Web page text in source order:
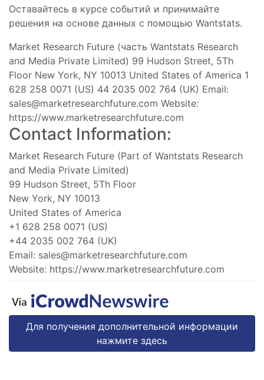
Оставайтесь в курсе событий и принимайте
решения на основе данных с помощью Wantstats.
Market Research Future (часть Wantstats Research
and Media Private Limited) 99 Hudson Street, 5Th
Floor New York, NY 10013 United States of America 1
628 258 0071 (US) 44 2035 002 764 (UK) Email:
sales@marketresearchfuture.com Website:
https://www.marketresearchfuture.com
Contact Information:
Market Research Future (Part of Wantstats Research
and Media Private Limited)
99 Hudson Street, 5Th Floor
New York, NY 10013
United States of America
+1 628 258 0071 (US)
+44 2035 002 764 (UK)
Email: sales@marketresearchfuture.com
Website: https://www.marketresearchfuture.com
Для получения дополнительной информации
нажмите здесь